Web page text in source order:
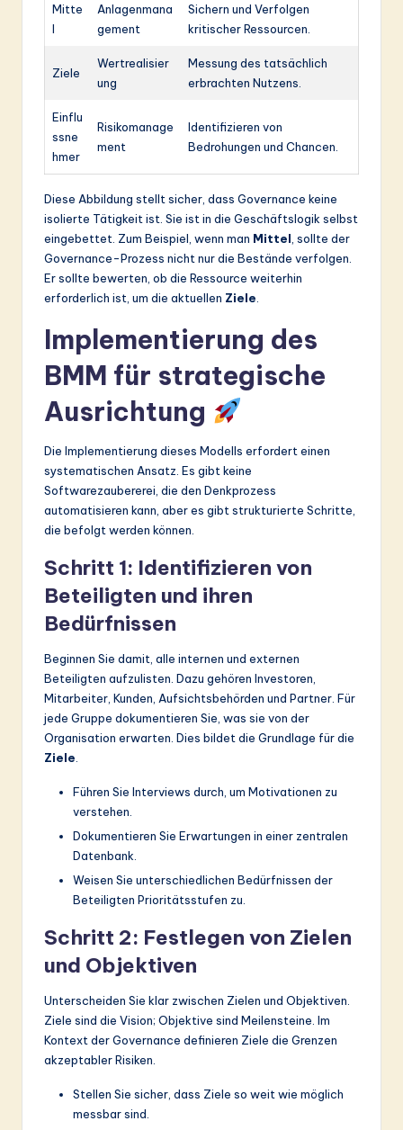
Mitte
l
Anlagenmana
gement
Sichern und Verfolgen
kritischer Ressourcen.
Ziele
Wertrealisier
ung
Messung des tatsächlich
erbrachten Nutzens.
Einflu
ssne
hmer
Risikomanage
ment
Identifizieren von
Bedrohungen und Chancen.
Diese Abbildung stellt sicher, dass Governance keine
isolierte Tätigkeit ist. Sie ist in die Geschäftslogik selbst
eingebettet. Zum Beispiel, wenn man Mittel , sollte der
Governance-Prozess nicht nur die Bestände verfolgen.
Er sollte bewerten, ob die Ressource weiterhin
erforderlich ist, um die aktuellen Ziele
Implementierung des
BMM für strategische
Ausrichtung
Die Implementierung dieses Modells erfordert einen
systematischen Ansatz. Es gibt keine
Softwarezaubererei, die den Denkprozess
automatisieren kann, aber es gibt strukturierte Schritte,
die befolgt werden können.
Schritt 1: Identifizieren von
Beteiligten und ihren
Bedürfnissen
Beginnen Sie damit, alle internen und externen
Beteiligten aufzulisten. Dazu gehören Investoren,
Mitarbeiter, Kunden, Aufsichtsbehörden und Partner. Für
jede Gruppe dokumentieren Sie, was sie von der
Organisation erwarten. Dies bildet die Grundlage für die
Ziele
Führen Sie Interviews durch, um Motivationen zu
verstehen.
Dokumentieren Sie Erwartungen in einer zentralen
Datenbank.
Weisen Sie unterschiedlichen Bedürfnissen der
Beteiligten Prioritätsstufen zu.
Schritt 2: Festlegen von Zielen
und Objektiven
Unterscheiden Sie klar zwischen Zielen und Objektiven.
Ziele sind die Vision; Objektive sind Meilensteine. Im
Kontext der Governance definieren Ziele die Grenzen
akzeptabler Risiken.
Stellen Sie sicher, dass Ziele so weit wie möglich
messbar sind.